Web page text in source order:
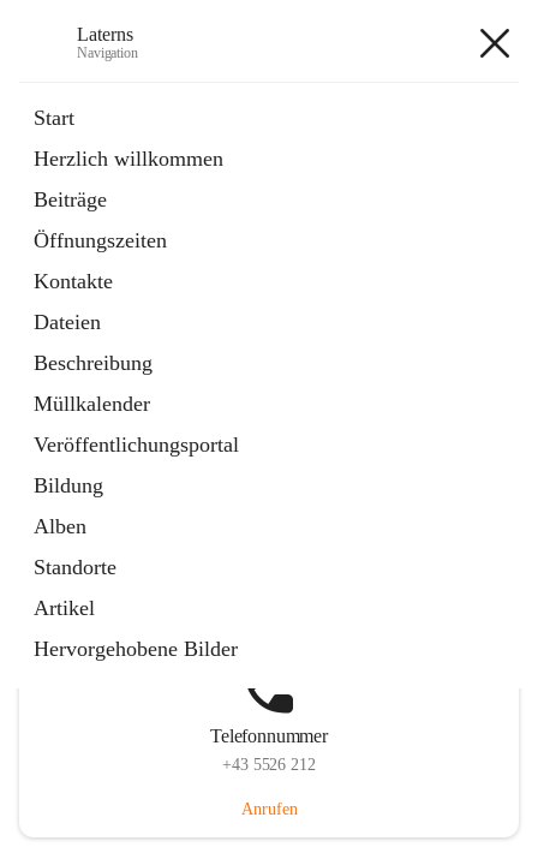
Laterns
Navigation
Start
Herzlich willkommen
Beiträge
Öffnungszeiten
Kontakte
Dateien
Beschreibung
Müllkalender
Veröffentlichungsportal
Bildung
Alben
Standorte
Artikel
Hervorgehobene Bilder
11 Schnellzugriffe
Soziales
1 Schnellzugriff
Telefonnummer
+43 5526 212
Anrufen